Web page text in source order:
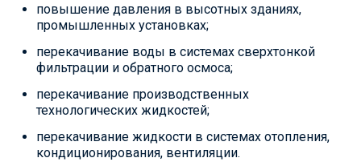
повышение давления в высотных зданиях,
промышленных установках;
перекачивание воды в системах сверхтонкой
фильтрации и обратного осмоса;
перекачивание производственных
технологических жидкостей;
перекачивание жидкости в системах отопления,
кондиционирования, вентиляции.